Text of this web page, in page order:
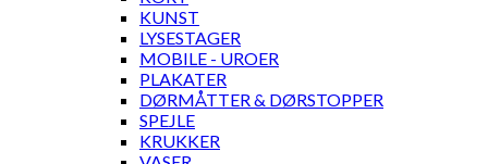
KUNST
LYSESTAGER
MOBILE - UROER
PLAKATER
DØRMÅTTER & DØRSTOPPER
SPEJLE
KRUKKER